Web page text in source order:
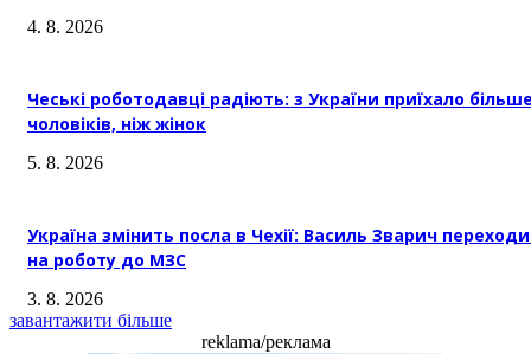
4. 8. 2026
Чеські роботодавці радіють: з України приїхало
чоловіків, ніж жінок
5. 8. 2026
Україна змінить посла в Чехії: Василь Зварич
на роботу до МЗС
3. 8. 2026
завантажити більше
reklama/реклама